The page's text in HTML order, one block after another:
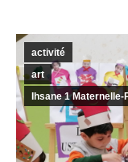
activité
art
Ihsane 1